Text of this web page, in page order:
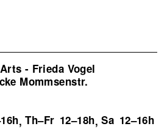
- Frieda Vogel
Mommsenstr.
,Th–Fr 12–18h,Sa 12–16h